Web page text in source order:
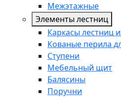
Межэтажные
Элементы лестниц
Каркасы лестниц
Кованые перила
Ступени
Мебельный щит
Балясины
Поручни